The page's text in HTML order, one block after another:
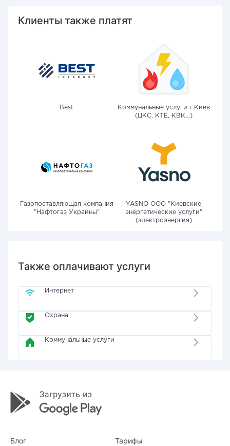
Клиенты также платят
Best
Коммунальные услуги г.Киев
(ЦКС, КТЕ, КВК...)
Газопоставляющая компания
"Нафтогаз Украины"
YASNO OOO "Киевские
энергетические услуги"
(электроэнергия)
Также оплачивают услуги
Интернет
Охрана
Коммунальные услуги
Блог Тарифы